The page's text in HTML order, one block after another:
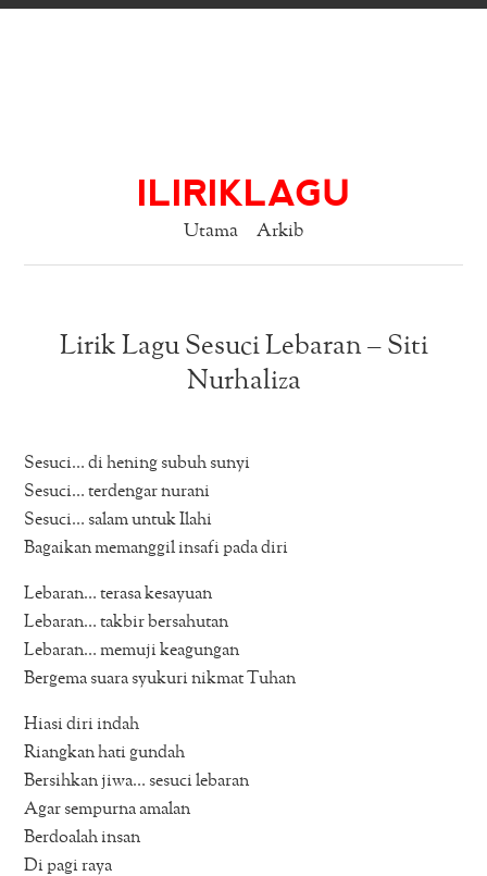
ILIRIKLAGU
Utama Arkib
Lirik Lagu Sesuci Lebaran – Siti
Nurhaliza
Sesuci… di hening subuh sunyi
Sesuci… terdengar nurani
Sesuci… salam untuk Ilahi
Bagaikan memanggil insafi pada diri
Lebaran… terasa kesayuan
Lebaran… takbir bersahutan
Lebaran… memuji keagungan
Bergema suara syukuri nikmat Tuhan
Hiasi diri indah
Riangkan hati gundah
Bersihkan jiwa… sesuci lebaran
Agar sempurna amalan
Berdoalah insan
Di pagi raya